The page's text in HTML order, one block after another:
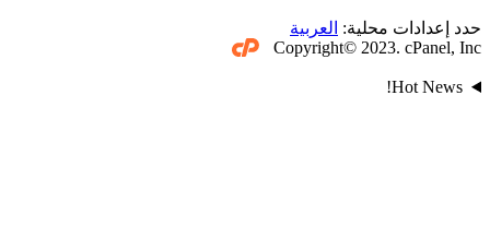
حدد إعدادات محلية: العربية
Copyright© 2023. cPanel, Inc
Hot News!